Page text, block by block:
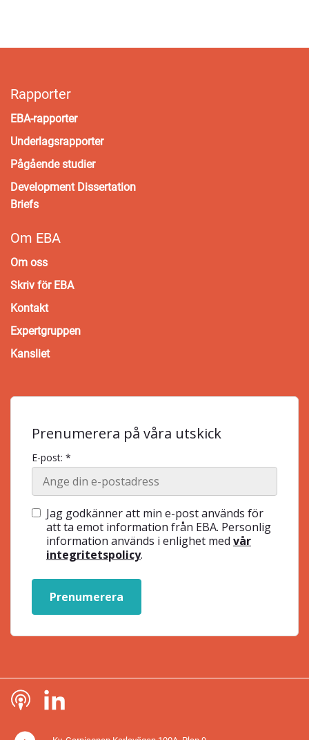
Rapporter
EBA-rapporter
Underlagsrapporter
Pågående studier
Development Dissertation
Briefs
Om EBA
Om oss
Skriv för EBA
Kontakt
Expertgruppen
Kansliet
Prenumerera på våra utskick
E-post: *
Jag godkänner att min e-post används för
att ta emot information från EBA. Personlig
information används i enlighet med vår
integritetspolicy.
Prenumerera